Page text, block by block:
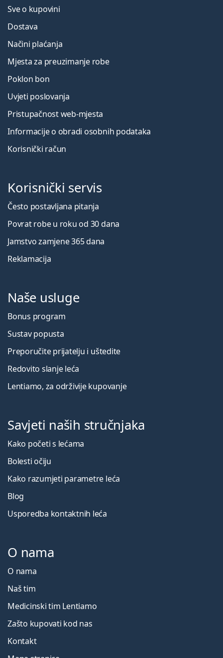
Sve o kupovini
Dostava
Načini plaćanja
Mjesta za preuzimanje robe
Poklon bon
Uvjeti poslovanja
Pristupačnost web-mjesta
Informacije o obradi osobnih podataka
Korisnički račun
Korisnički servis
Često postavljana pitanja
Povrat robe u roku od 30 dana
Jamstvo zamjene 365 dana
Reklamacija
Naše usluge
Bonus program
Sustav popusta
Preporučite prijatelju i uštedite
Redovito slanje leća
Lentiamo, za održivije kupovanje
Savjeti naših stručnjaka
Kako početi s lećama
Bolesti očiju
Kako razumjeti parametre leća
Blog
Usporedba kontaktnih leća
O nama
O nama
Naš tim
Medicinski tim Lentiamo
Zašto kupovati kod nas
Kontakt